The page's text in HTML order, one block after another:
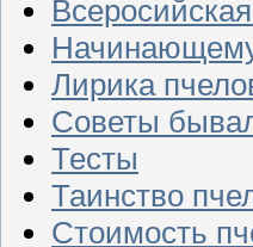
Лирика
Советы
Тесты
Таинство
Стоимость